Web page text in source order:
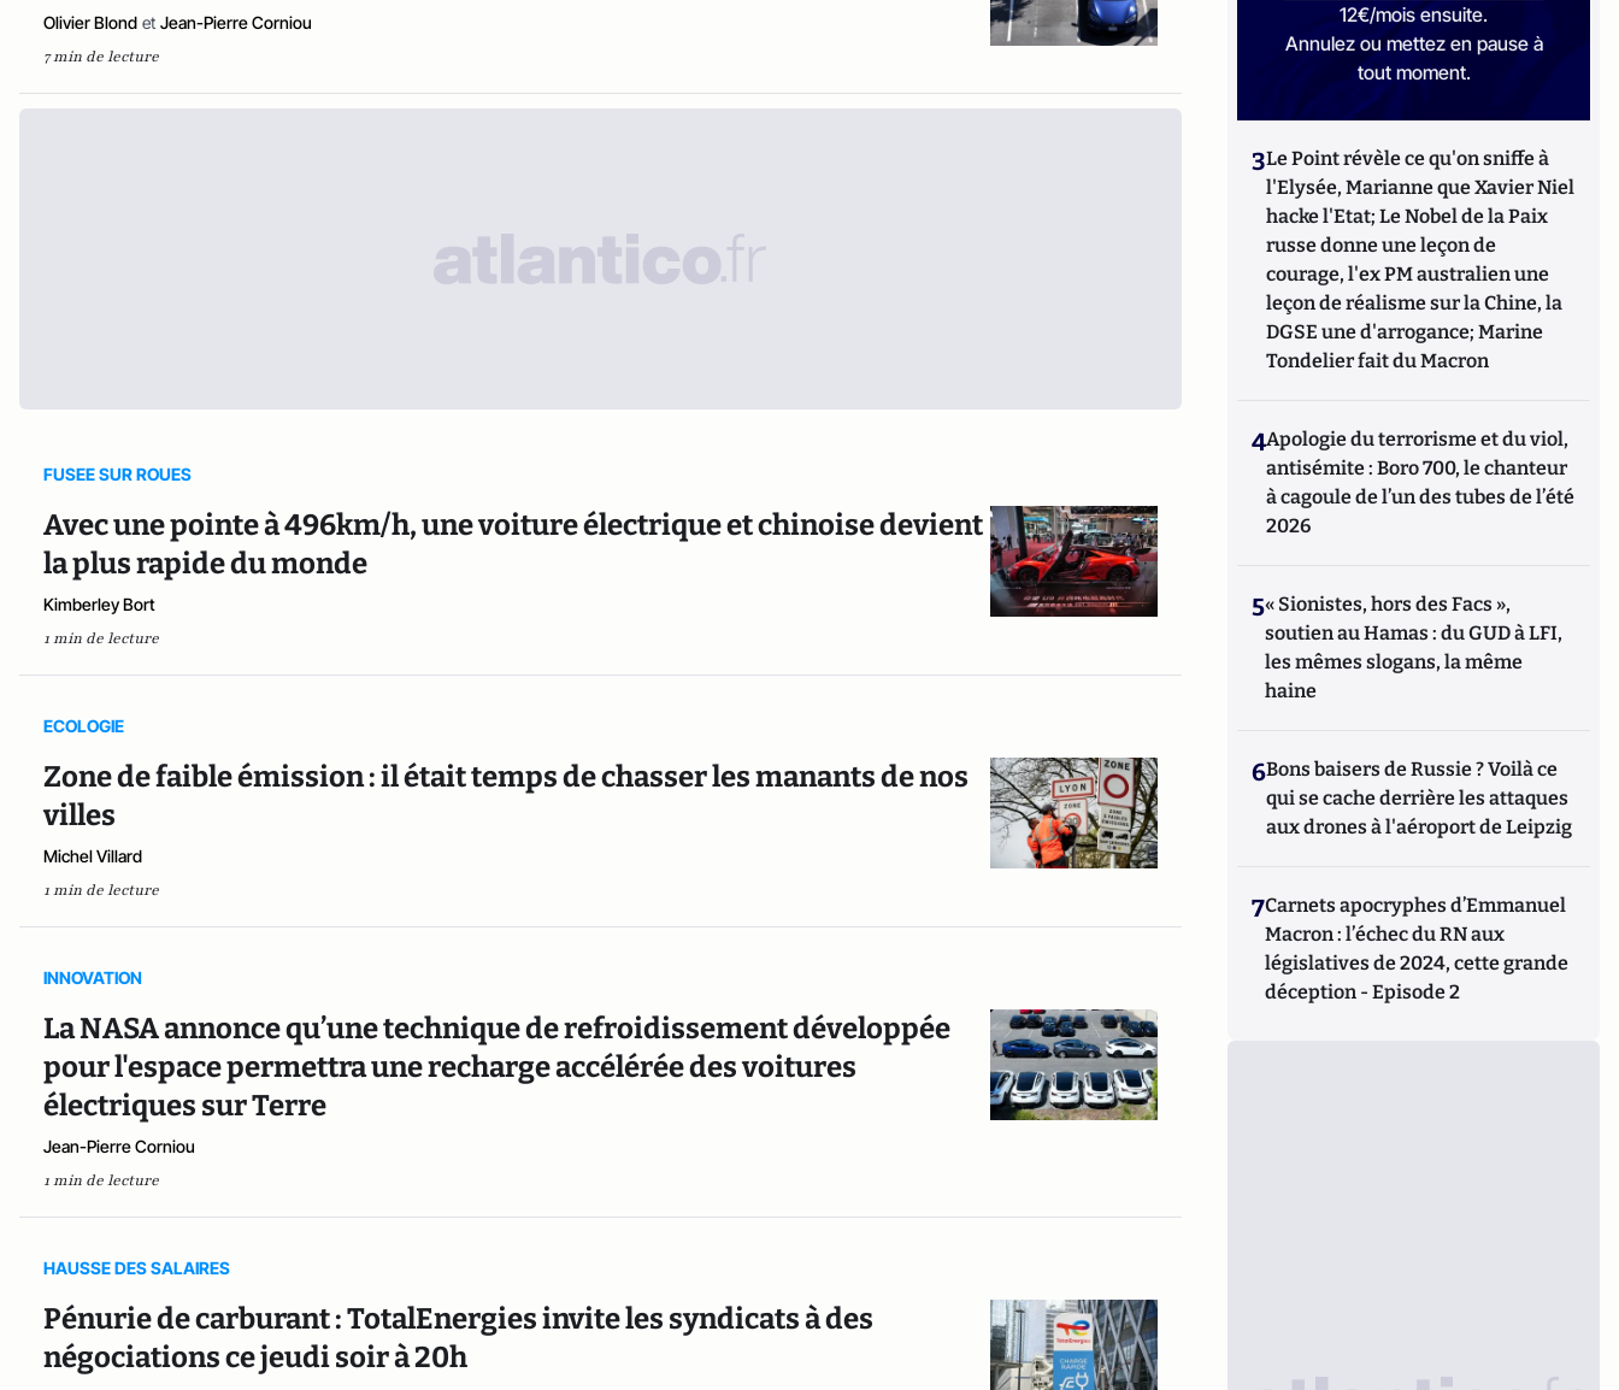
Olivier Blond et Jean-Pierre Corniou
7 min de lecture
FUSEE SUR ROUES
Avec une pointe à 496km/h, une voiture électrique et chinoise devient
la plus rapide du monde
Kimberley Bort
1 min de lecture
ECOLOGIE
Zone de faible émission : il était temps de chasser les manants de nos
villes
Michel Villard
1 min de lecture
INNOVATION
La NASA annonce qu’une technique de refroidissement développée
pour l'espace permettra une recharge accélérée des voitures
électriques sur Terre
Jean-Pierre Corniou
1 min de lecture
HAUSSE DES SALAIRES
Pénurie de carburant : TotalEnergies invite les syndicats à des
négociations ce jeudi soir à 20h
12€/mois ensuite.
Annulez ou mettez en pause à
tout moment.
3Le Point révèle ce qu'on sniffe à
l'Elysée, Marianne que Xavier Niel
hacke l'Etat; Le Nobel de la Paix
russe donne une leçon de
courage, l'ex PM australien une
leçon de réalisme sur la Chine, la
DGSE une d'arrogance; Marine
Tondelier fait du Macron
4Apologie du terrorisme et du viol,
antisémite : Boro 700, le chanteur
à cagoule de l’un des tubes de l’été
2026
5« Sionistes, hors des Facs »,
soutien au Hamas : du GUD à LFI,
les mêmes slogans, la même
haine
6Bons baisers de Russie ? Voilà ce
qui se cache derrière les attaques
aux drones à l'aéroport de Leipzig
7Carnets apocryphes d’Emmanuel
Macron : l’échec du RN aux
législatives de 2024, cette grande
déception - Episode 2